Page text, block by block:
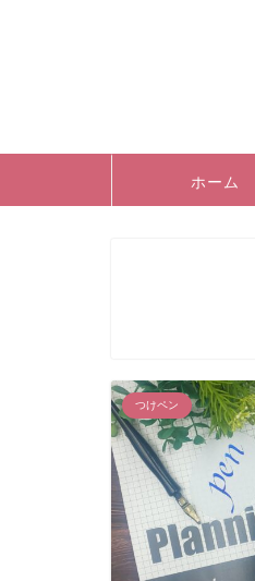
ホーム
つけペン